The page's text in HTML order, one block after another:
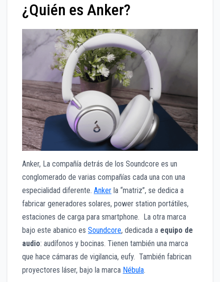
¿Quién es Anker?
Anker, La compañía detrás de los Soundcore es un
conglomerado de varias compañías cada una con una
especialidad diferente. Anker la “matriz”, se dedica a
fabricar generadores solares, power station portátiles,
estaciones de carga para smartphone. La otra marca
bajo este abanico es Soundcore, dedicada a equipo de
audio: audífonos y bocinas. Tienen también una marca
que hace cámaras de vigilancia, eufy. También fabrican
proyectores láser, bajo la marca Nébula.